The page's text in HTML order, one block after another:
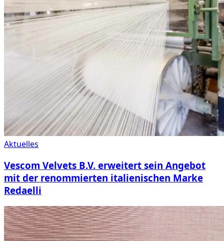
Aktuelles
Vescom Velvets B.V. erweitert sein Angebot
mit der renommierten italienischen Marke
Redaelli